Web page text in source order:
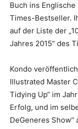
Buch ins
Times-Bestseller.
auf der Liste der
Jahres 2015“ des
Kondo
Illustrated Master
Tidying Up“ im
Erfolg, und im
DeGeneres